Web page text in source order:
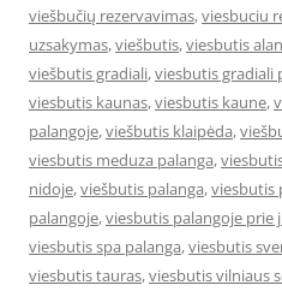
viešbučių rezervavimas,viesbuciu
uzsakymas,viešbutis,viesbutis
viešbutis gradiali,viesbutis gradiali
viesbutis kaunas,viesbutis kaune,
palangoje,viešbutis klaipėda,
viesbutis meduza palanga,
nidoje,viešbutis palanga,viesbutis
palangoje,viesbutis palangoje prie
viesbutis spa palanga,viesbutis
viesbutis tauras,viesbutis vilniaus